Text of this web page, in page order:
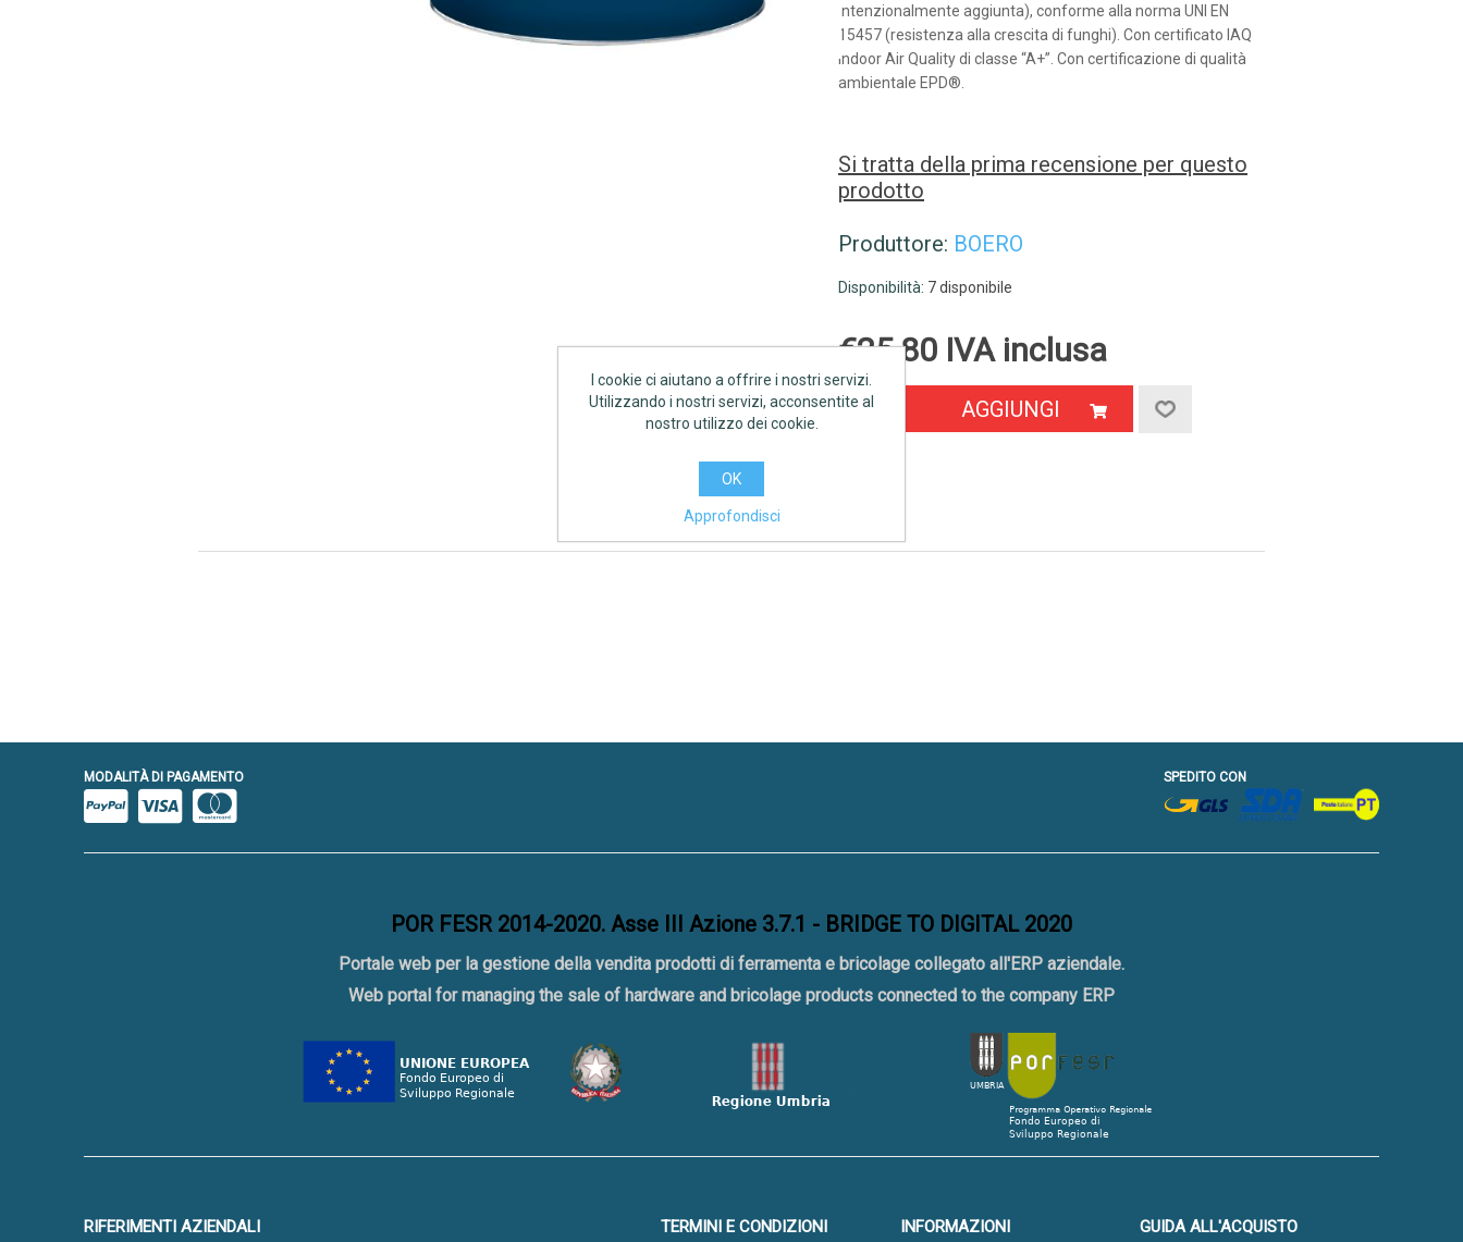
intenzionalmente aggiunta), conforme alla norma UNI EN
15457 (resistenza alla crescita di funghi). Con certificato IAQ
Indoor Air Quality di classe “A+”. Con certificazione di qualità
ambientale EPD®.
Si tratta della prima recensione per questo
prodotto
Produttore: BOERO
Disponibilità: 7 disponibile
€25,80 IVA inclusa
AGGIUNGI
MODALITÀ DI PAGAMENTO SPEDITO CON
POR FESR 2014-2020. Asse III Azione 3.7.1 - BRIDGE TO DIGITAL 2020
Portale web per la gestione della vendita prodotti di ferramenta e bricolage collegato all'ERP aziendale.
Web portal for managing the sale of hardware and bricolage products connected to the company ERP
RIFERIMENTI AZIENDALI GUIDA ALL'ACQUISTO
INFORMAZIONI
TERMINI E CONDIZIONI
I cookie ci aiutano a offrire i nostri servizi.
Utilizzando i nostri servizi, acconsentite al
nostro utilizzo dei cookie.
OK
Approfondisci